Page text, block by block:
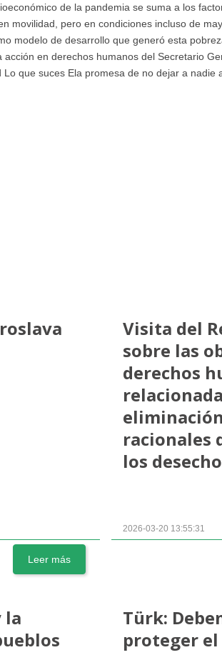
de la pandemia se suma a los
movilidad, pero en condiciones incluso de
modelo de desarrollo que generó esta
en derechos humanos del Secretario
que suces Ela promesa de no dejar a nadie
Leer más
Visita del
sobre las
derechos
racionales
los
2026-03-20 13:55:31
la
Türk:
proteger el